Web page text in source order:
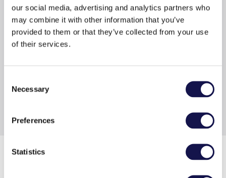
our social media, advertising and analytics partners who
may combine it with other information that you’ve
provided to them or that they’ve collected from your use
of their services.
Selection
Necessary
Preferences
Statistics
Kustannustehokas ja sujuva
hallinta
E-aineistot säästävät tilaa ja jakelukuluja, ja